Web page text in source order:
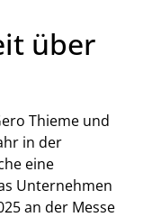
über
Thieme und
in der
eine
Unternehmen
an der Messe